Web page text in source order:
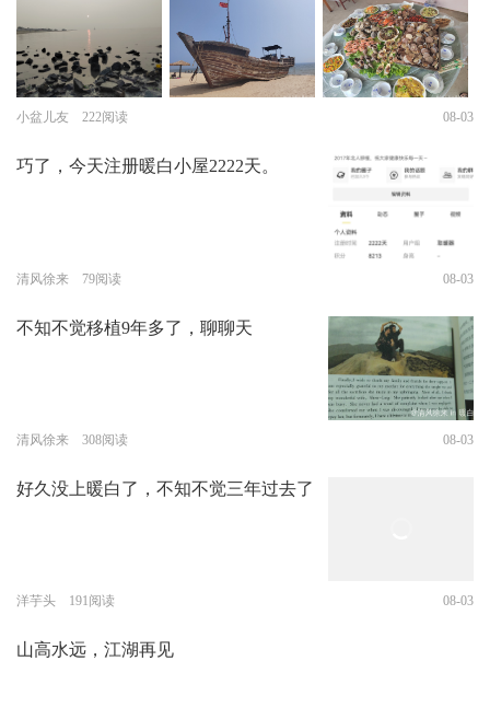
小盆儿友 222阅读 08-03
巧了，今天注册暖白小屋2222天。
清风徐来 79阅读 08-03
不知不觉移植9年多了，聊聊天
清风徐来 308阅读 08-03
好久没上暖白了，不知不觉三年过去了
洋芋头 191阅读 08-03
山高水远，江湖再见